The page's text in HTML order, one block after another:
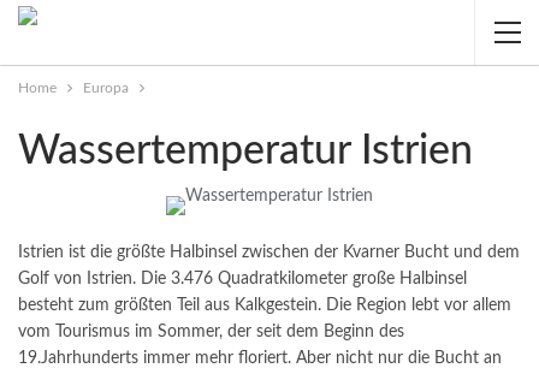
Home Europa
Wassertemperatur Istrien
Istrien ist die größte Halbinsel zwischen der Kvarner Bucht und dem
Golf von Istrien. Die 3.476 Quadratkilometer große Halbinsel
besteht zum größten Teil aus Kalkgestein. Die Region lebt vor allem
vom Tourismus im Sommer, der seit dem Beginn des
19.Jahrhunderts immer mehr floriert. Aber nicht nur die Bucht an